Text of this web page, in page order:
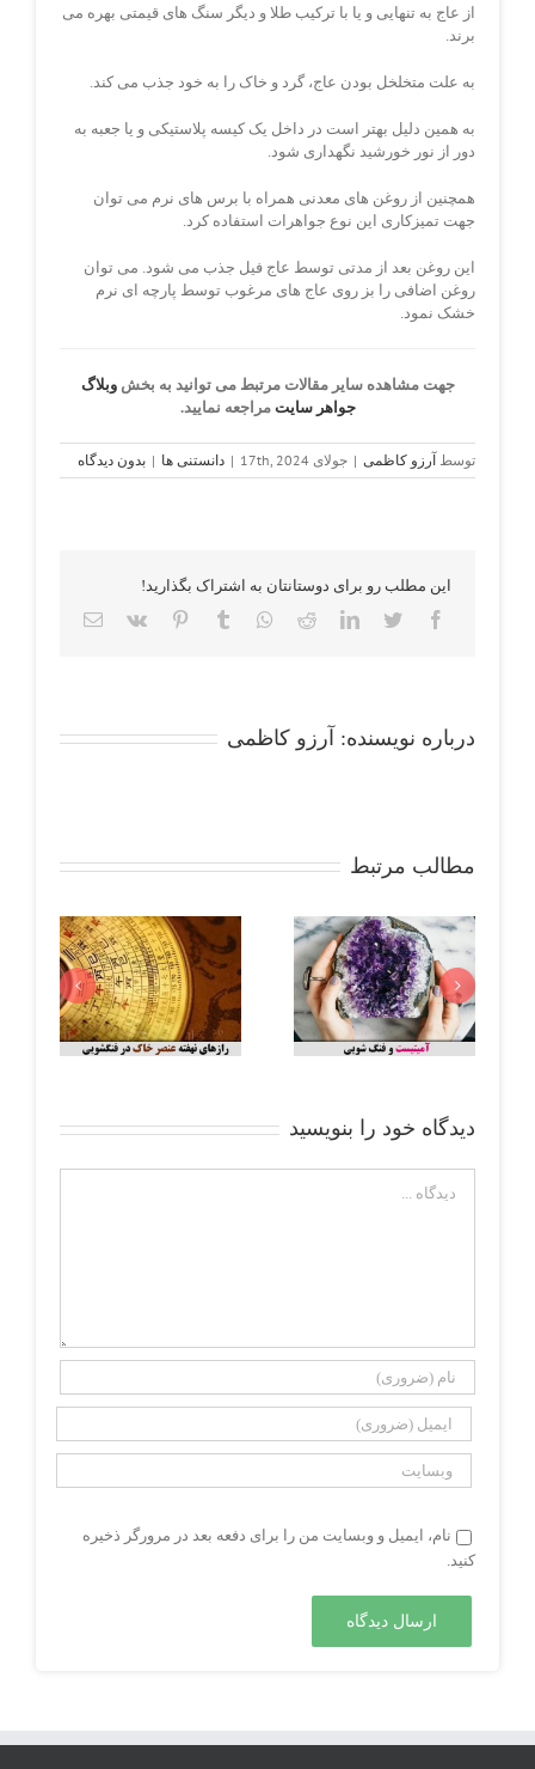
از عاج به تنهایی و یا با ترکیب طلا و دیگر سنگ های قیمتی بهره می
برند.
به علت متخلخل بودن عاج، گرد و خاک را به خود جذب می کند.
به همین دلیل بهتر است در داخل یک کیسه پلاستیکی و یا جعبه به
دور از نور خورشید نگهداری شود.
همچنین از روغن های معدنی همراه با برس های نرم می توان
جهت تمیزکاری این نوع جواهرات استفاده کرد.
این روغن بعد از مدتی توسط عاج فیل جذب می شود. می توان
روغن اضافی را بز روی عاج های مرغوب توسط پارچه ای نرم
خشک نمود.
جهت مشاهده سایر مقالات مرتبط می توانید به بخشوبلاگ
جواهر سایت مراجعه نمایید.
توسط آرزو کاظمی | جولای 17th, 2024 | دانستنی ها | بدون دیدگاه
این مطلب رو برای دوستانتان به اشتراک بگذارید!
Facebook
Twitter
LinkedIn
Reddit
Whatsapp
Tumblr
Pinterest
Vk
Email
درباره نویسنده: آرزو کاظمی
مطالب مرتبط
آمیتیست و فنگ
شویی : تعادل و
انرژی مثبت در فضای
زندگی شما
آندالوزیت : جواهری
با بازی رنگ و رازهای
پنهان طبیعت
دیدگاه خود را بنویسید
نام، ایمیل و وبسایت من را برای دفعه بعد در مرورگر ذخیره
کنید.